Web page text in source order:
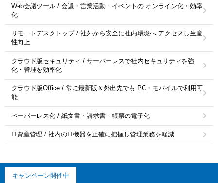
Web会議ツール / 会議・営業活動・イベントの オンライン化・効率
化
リモートデスクトップ / 社外から安全に社内環境へ アクセスし生産
性向上
クラウド版セキュリティ / サーバーレスで社内セキュリティを強
化・管理を効率化
クラウド版Office / 常に最新版＆外出先でも PC・モバイルで利用可
能
ペーパーレス化 / 紙文書・請求書・帳票の電子化
IT資産管理 / 社内のIT機器を正確に把握し管理業務を軽減
キャンペーン開催中